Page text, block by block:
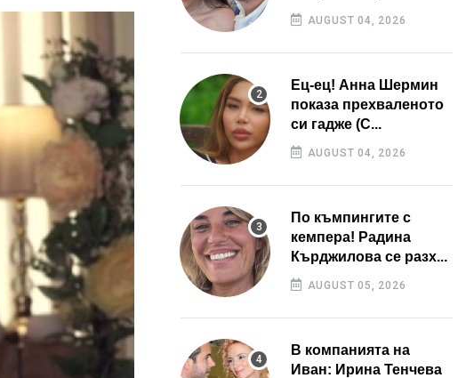
AUGUST 04, 2026
Ец-ец! Анна Шермин
показа прехваленото
си гадже (С...
AUGUST 04, 2026
По къмпингите с
кемпера! Радина
Кърджилова се разх...
AUGUST 05, 2026
В компанията на
Иван: Ирина Тенчева